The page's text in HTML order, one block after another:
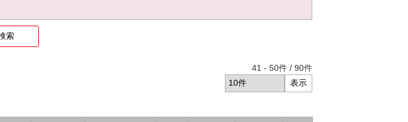
41 - 50件 / 90件